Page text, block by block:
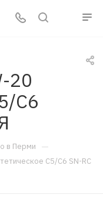
20
C6
в Перми —
C5/C6 SN-RC